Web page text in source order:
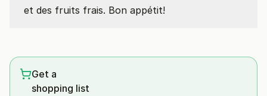
et des fruits frais. Bon appétit!
Get a
shopping list